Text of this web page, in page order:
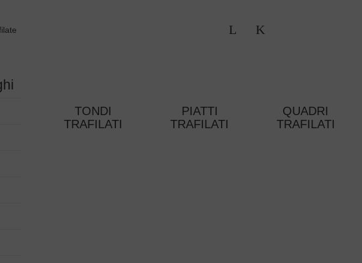
TONDI
TRAFILATI
PIATTI
TRAFILATI
QUADRI
TRAFILATI